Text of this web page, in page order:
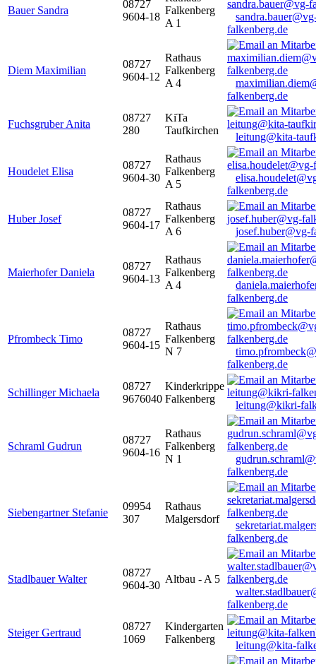
Bauer Sandra
08727
9604-18
Falkenberg
A 1
falkenberg.de
Diem Maximilian
08727
9604-12
Rathaus
Falkenberg
A 4
falkenberg.de
Fuchsgruber Anita
08727
280
KiTa
Taufkirchen
leitung@kita-
Houdelet Elisa
08727
9604-30
Rathaus
Falkenberg
A 5
falkenberg.de
Huber Josef
08727
9604-17
Rathaus
Falkenberg
A 6
josef.huber@vg-
Maierhofer Daniela
08727
9604-13
Rathaus
Falkenberg
A 4
falkenberg.de
Pfrombeck Timo
08727
9604-15
Rathaus
Falkenberg
N 7
falkenberg.de
Schillinger Michaela
08727
9676040
Kinderkrippe
Falkenberg
leitung@kikri-
Schraml Gudrun
08727
9604-16
Rathaus
Falkenberg
N 1
falkenberg.de
Siebengartner Stefanie
09954
307
Rathaus
Malgersdorf
falkenberg.de
Stadlbauer Walter
08727
9604-30
Altbau - A 5
falkenberg.de
Steiger Gertraud
08727
1069
Kindergarten
Falkenberg
leitung@kita-